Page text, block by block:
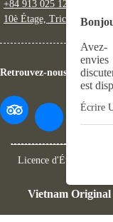
+84 913 025 122 (fixe)
10è Étage, Trico Building,
Retrouvez-nous
Licence d'État:
Vietnam Original
Avez-
envies
est
Écrire